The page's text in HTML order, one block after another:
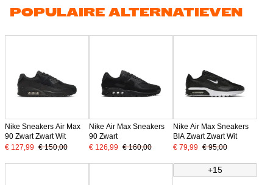
POPULAIRE ALTERNATIEVEN
Nike Sneakers Air Max
90 Zwart Zwart Wit
€ 127,99 € 150,00
Nike Air Max Sneakers
90 Zwart
€ 126,99 € 160,00
Nike Air Max Sneakers
BIA Zwart Zwart Wit
€ 79,99 € 95,00
+15